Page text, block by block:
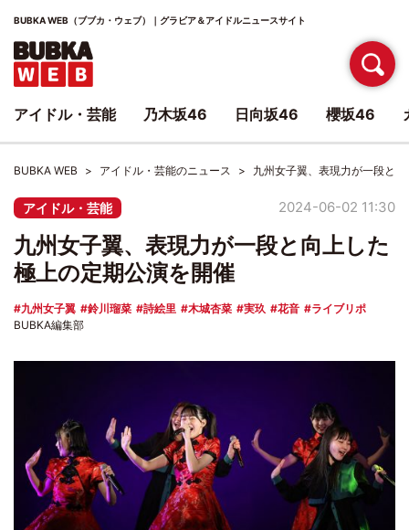
BUBKA WEB（ブブカ・ウェブ）｜グラビア＆アイドルニュースサイト
BUBKA WEB アイドル・芸能のニュース 九州女子翼、表現力が一段と
アイドル・芸能 2024-06-02 11:30
九州女子翼、表現力が一段と向上した
極上の定期公演を開催
九州女子翼 鈴川瑠菜 詩絵里 木城杏菜 実玖 花音
ライブリポ
BUBKA編集部
アイドル・芸能 乃木坂46 日向坂46 櫻坂46